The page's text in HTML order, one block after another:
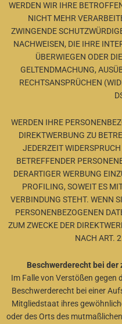
WERDEN WIR IHRE
NICHT MEHR
ZWINGENDE
NACHWEISEN, DIE IHRE
ÜBERWIEGEN ODER
GELTENDMACHUNG,
RECHTSANSPRÜCHEN
WERDEN IHRE
DIREKTWERBUNG ZU
JEDERZEIT
BETREFFENDER
DERARTIGER WERBUNG
PROFILING, SOWEIT ES
VERBINDUNG STEHT. WENN
PERSONENBEZOGENEN
ZUM ZWECKE DER
NACH ART.
Beschwerderecht bei
Im Falle von Verstößen gegen
Beschwerderecht bei einer
Mitgliedstaat ihres
oder des Orts des